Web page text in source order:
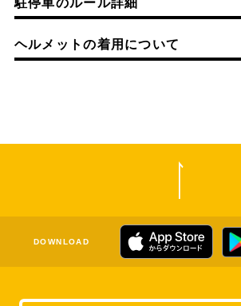
駐停車のルール詳細
ヘルメットの着用について
DOWNLOAD